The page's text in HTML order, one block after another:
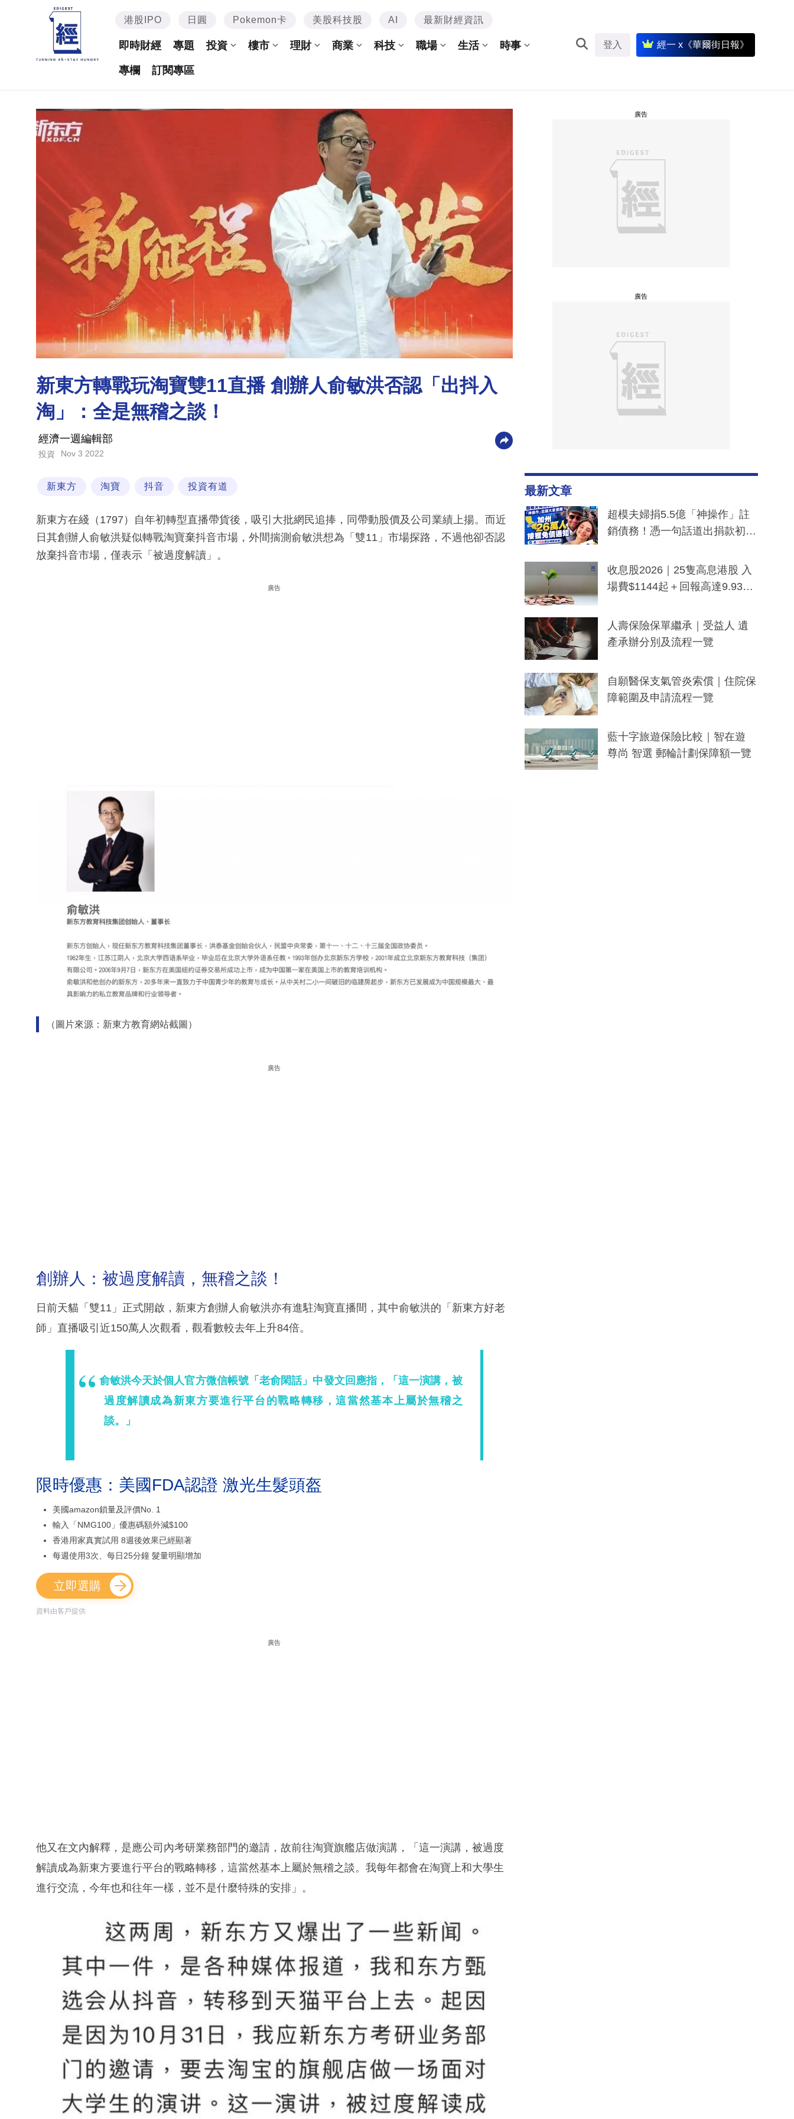
港股IPO 日圓 Pokemon卡 美股科技股 AI 最新財經資訊
即時財經 專題 投資 樓市 理財 商業 科技 職場 生活 時事
專欄 訂閱專區
登入 經一 x《華爾街日報》
新東方轉戰玩淘寶雙11直播 創辦人俞敏洪否認「出抖入
淘」：全是無稽之談！
經濟一週編輯部
投資 Nov 3 2022
新東方 淘寶 抖音 投資有道
新東方在綫（1797）自年初轉型直播帶貨後，吸引大批網民追捧，同帶動股價及公司業績上揚。而近
日其創辦人俞敏洪疑似轉戰淘寶棄抖音市場，外間揣測俞敏洪想為「雙11」市場探路，不過他卻否認
放棄抖音市場，僅表示「被過度解讀」。
廣告
（圖片來源：新東方教育網站截圖）
廣告
創辦人：被過度解讀，無稽之談！
日前天貓「雙11」正式開啟，新東方創辦人俞敏洪亦有進駐淘寶直播間，其中俞敏洪的「新東方好老
師」直播吸引近150萬人次觀看，觀看數較去年上升84倍。
俞敏洪今天於個人官方微信帳號「老俞閑話」中發文回應指，「這一演講，被
過度解讀成為新東方要進行平台的戰略轉移，這當然基本上屬於無稽之
談。」
限時優惠：美國FDA認證 激光生髮頭盔
美國amazon鎖量及評價No. 1
輸入「NMG100」優惠碼額外減$100
香港用家真實試用 8週後效果已經顯著
每週使用3次、每日25分鐘 髮量明顯增加
立即選購
資料由客戶提供
廣告
他又在文內解釋，是應公司內考研業務部門的邀請，故前往淘寶旗艦店做演講，「這一演講，被過度
解讀成為新東方要進行平台的戰略轉移，這當然基本上屬於無稽之談。我每年都會在淘寶上和大學生
進行交流，今年也和往年一樣，並不是什麼特殊的安排」。
廣告
廣告
最新文章
超模夫婦捐5.5億「神操作」註
銷債務！憑一句話道出捐款初
一度被誤當詐騙手段
收息股2026｜25隻高息港股 入
場費$1144起＋回報高達9.93
人壽保險保單繼承｜受益人 遺
產承辦分別及流程一覽
自願醫保支氣管炎索償｜住院保
障範圍及申請流程一覽
藍十字旅遊保險比較｜智在遊
尊尚 智選 郵輪計劃保障額一覽